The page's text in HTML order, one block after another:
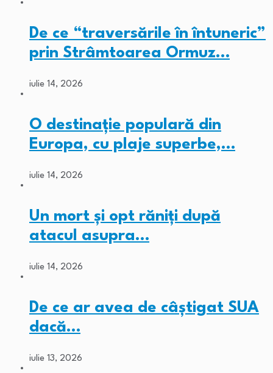
De ce “traversările în întuneric”
prin Strâmtoarea Ormuz…
iulie 14, 2026
O destinație populară din
Europa, cu plaje superbe,…
iulie 14, 2026
Un mort și opt răniți după
atacul asupra…
iulie 14, 2026
De ce ar avea de câștigat SUA
dacă…
iulie 13, 2026